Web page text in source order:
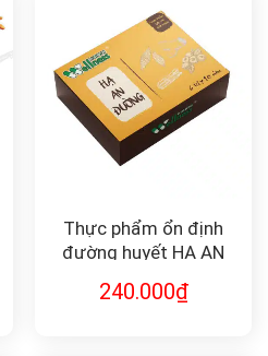
Thực phẩm ổn định
đường huyết HẠ AN
240.000₫